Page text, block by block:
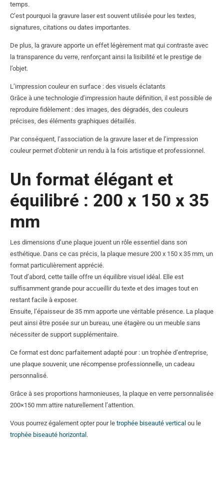
temps.
C’est pourquoi la gravure laser est souvent utilisée pour les textes,
signatures, citations ou dates importantes.
De plus, la gravure apporte un effet légèrement mat qui contraste avec
la transparence du verre, renforçant ainsi la lisibilité et le prestige de
l’objet.
L’impression couleur en surface : des visuels éclatants
Grâce à une technologie d’impression haute définition, il est possible de
reproduire fidèlement : des images, des dégradés, des couleurs
précises, des éléments graphiques détaillés.
Par conséquent, l’association de la gravure laser et de l’impression
couleur permet d’obtenir un rendu à la fois artistique et professionnel.
Un format élégant et
équilibré : 200 x 150 x 35
mm
Les dimensions d’une plaque jouent un rôle essentiel dans son
esthétique. Dans ce cas précis, la plaque mesure 200 x 150 x 35 mm, un
format particulièrement apprécié.
Tout d’abord, cette taille offre un équilibre visuel idéal. Elle est
suffisamment grande pour accueillir du texte et des images tout en
restant facile à exposer.
Ensuite, l’épaisseur de 35 mm apporte une véritable présence. La plaque
peut ainsi être posée sur un bureau, une étagère ou un meuble sans
nécessiter de support supplémentaire.
Ce format est donc parfaitement adapté pour : un trophée d’entreprise,
une plaque souvenir, une récompense professionnelle, un cadeau
personnalisé.
Grâce à ses proportions harmonieuses, la plaque en verre personnalisée
200×150 mm attire naturellement l’attention.
Vous pourrez également opter pour le trophée biseauté vertical ou le
trophée biseauté horizontal .